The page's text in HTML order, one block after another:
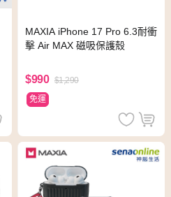
MAXIA iPhone 17 Pro 6.3耐衝
擊 Air MAX 磁吸保護殼
$990 $1,290
免運